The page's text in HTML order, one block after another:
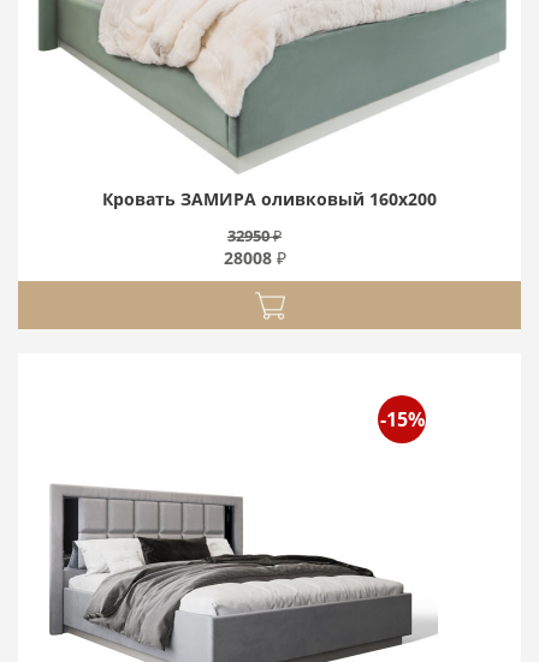
Кровать ЗАМИРА оливковый 160х200
32950 ₽
28008 ₽
-15%